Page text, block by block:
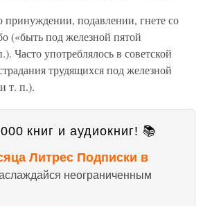
принуждении, подавлении, гнете со
(«быть под железной пятой
Часто употреблялось в советской
трудящихся под железной
т. п.).
книг и аудиокниг! 📚
Литрес Подписки в
неограниченным